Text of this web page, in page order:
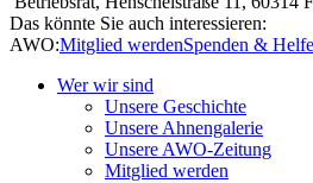
Das könnte Sie auch interessieren:
AWO:Mitglied werdenSpenden &
Wer wir sind
Unsere Geschichte
Unsere Ahnengalerie
Unsere AWO-Zeitung
Mitglied werden